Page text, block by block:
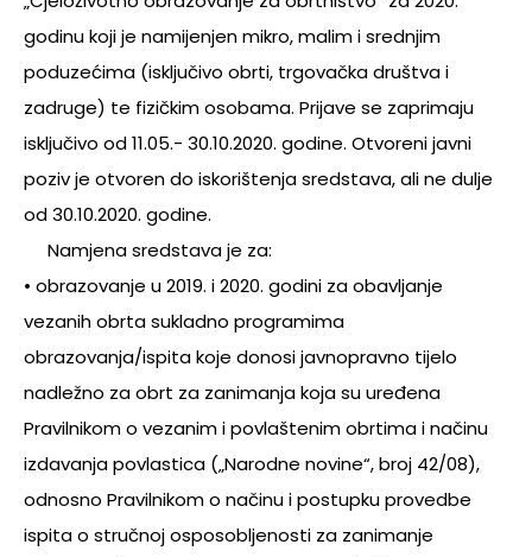
godinu koji je namijenjen mikro, malim i srednjim
poduzećima (isključivo obrti, trgovačka društva i
zadruge) te fizičkim osobama. Prijave se zaprimaju
isključivo od 11.05.- 30.10.2020. godine. Otvoreni javni
poziv je otvoren do iskorištenja sredstava, ali ne dulje
od 30.10.2020. godine.
Namjena sredstava je za:
• obrazovanje u 2019. i 2020. godini za obavljanje
vezanih obrta sukladno programima
obrazovanja/ispita koje donosi javnopravno tijelo
nadležno za obrt za zanimanja koja su uređena
Pravilnikom o vezanim i povlaštenim obrtima i načinu
izdavanja povlastica („Narodne novine“, broj 42/08),
odnosno Pravilnikom o načinu i postupku provedbe
ispita o stručnoj osposobljenosti za zanimanje